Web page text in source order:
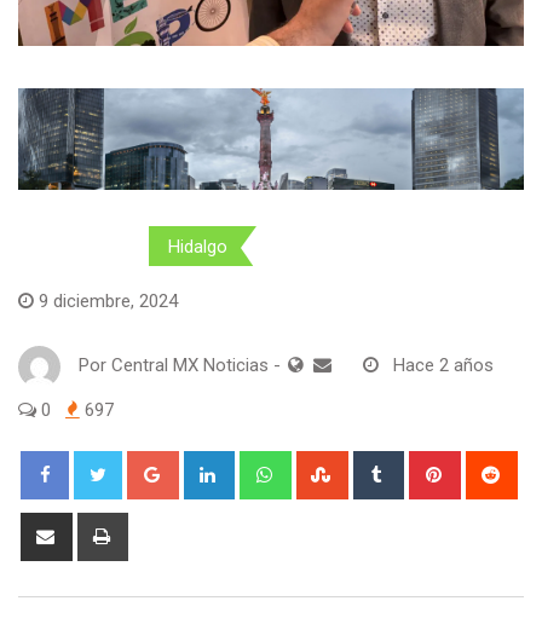
Hidalgo
9 diciembre, 2024
Por Central MX Noticias - Hace 2 años
0 697
Google+ LinkedIn WhatsappStumbleUpon
Tumblr Pinterest
Share